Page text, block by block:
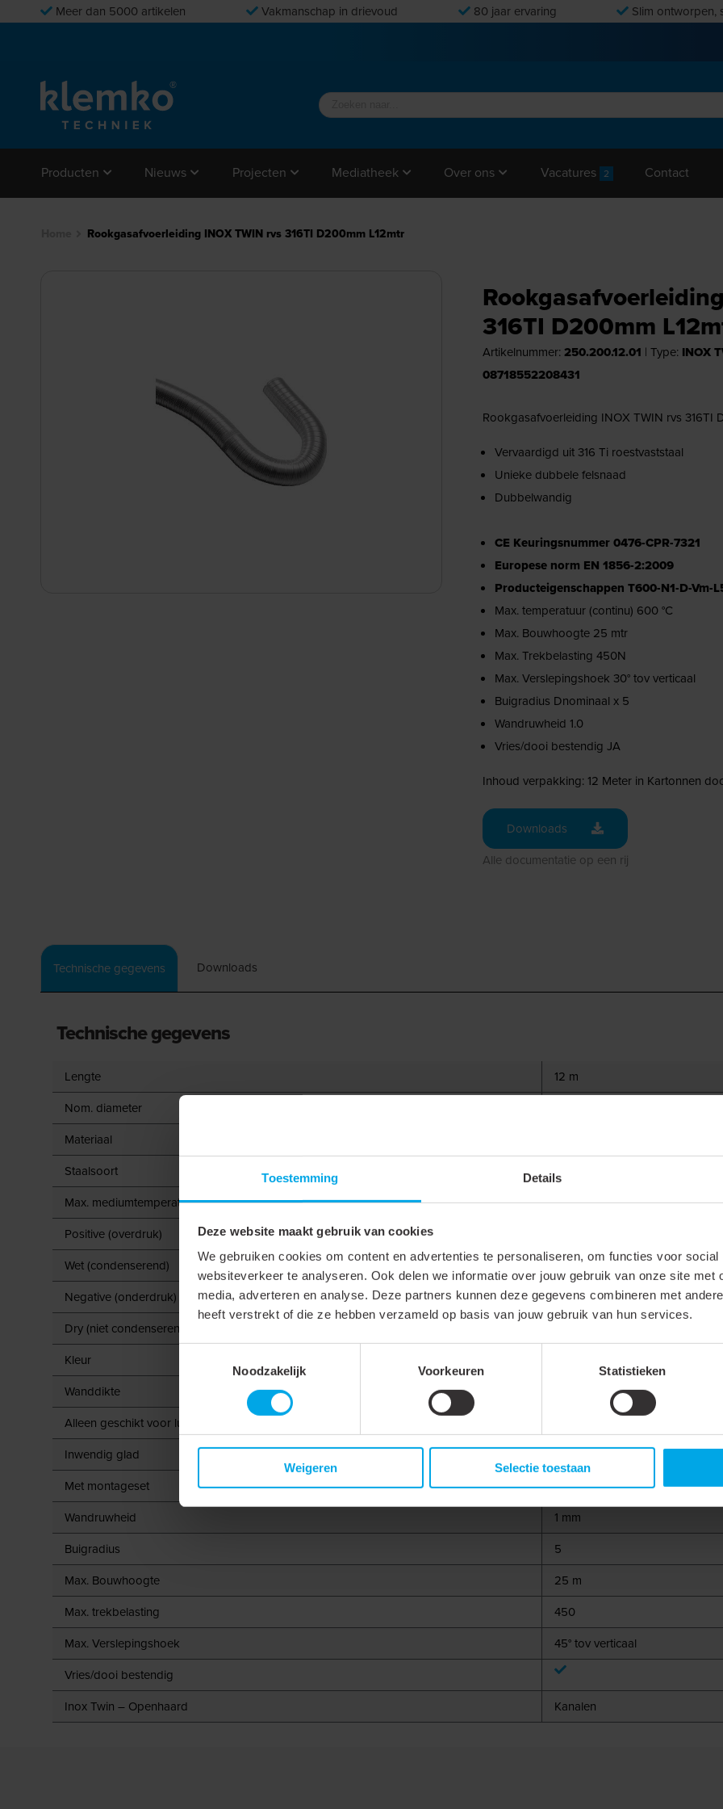
Toestemming Details
Deze website maakt gebruik van cookies
We gebruiken cookies om content en advertenties te personaliseren, om functies voor
websiteverkeer te analyseren. Ook delen we informatie over jouw gebruik van onze site met
media, adverteren en analyse. Deze partners kunnen deze gegevens combineren met
heeft verstrekt of die ze hebben verzameld op basis van jouw gebruik van hun services.
Noodzakelijk
Voorkeuren Statistieken
Weigeren Selectie toestaan
Meer dan 5000 artikelen Vakmanschap in drievoud 80 jaar ervaring Slim ontworpen,
Producten Nieuws Projecten Mediatheek Over ons Vacatures 2 Contact
Rookgasafvoerleiding INOX TWIN rvs 316TI D200mm L12mtr
316TI D200mm
Artikelnummer: 250.200.12.01 | Type: INOX
08718552208431
Rookgasafvoerleiding INOX TWIN rvs 316TI
Vervaardigd uit 316 Ti roestvaststaal
Unieke dubbele felsnaad
Dubbelwandig
CE Keuringsnummer 0476-CPR-7321
Europese norm EN 1856-2:2009
Producteigenschappen T600-N1-D-Vm-
Max. temperatuur (continu) 600 °C
Max. Bouwhoogte 25 mtr
Max. Trekbelasting 450N
Max. Verslepingshoek 30° tov verticaal
Buigradius Dnominaal x 5
Wandruwheid 1.0
Vries/dooi bestendig JA
Inhoud verpakking: 12 Meter in Kartonnen
Downloads
Alle documentatie op een rij
Technische gegevens Downloads
Technische gegevens
Lengte
12 m
Nom. diameter
Materiaal
Staalsoort
RVS 316 L (1.4404)
Max. mediumtemperatuur (continu)
600 °C
Positive (overdruk)
Wet (condenserend)
Negative (onderdruk)
Dry (niet condenserend)
Kleur
Wanddikte
Alleen geschikt voor luchttoevoer
Inwendig glad
Met montageset
Wandruwheid
1 mm
Buigradius
5
Max. Bouwhoogte
25 m
Max. trekbelasting
450
Max. Verslepingshoek
45° tov verticaal
Vries/dooi bestendig
Inox Twin – Openhaard
Kanalen